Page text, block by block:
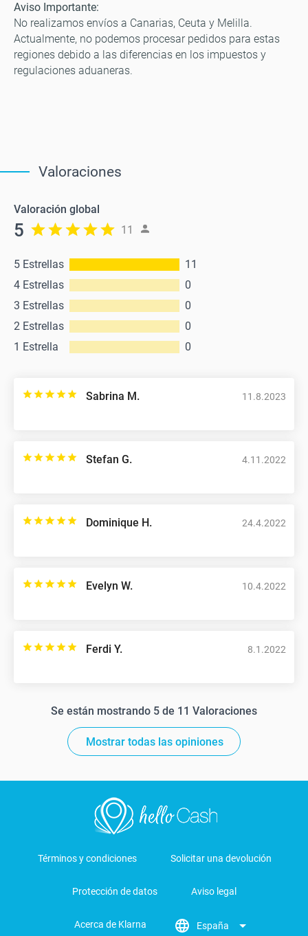
Aviso Importante:
No realizamos envíos a Canarias, Ceuta y Melilla.
Actualmente, no podemos procesar pedidos para estas
regiones debido a las diferencias en los impuestos y
regulaciones aduaneras.
Valoraciones
Valoración global
5 11
5 Estrellas
11
4 Estrellas
0
3 Estrellas
0
2 Estrellas
0
1 Estrella
0
Sabrina M. 11.8.2023
Stefan G. 4.11.2022
Dominique H. 24.4.2022
Evelyn W. 10.4.2022
Ferdi Y. 8.1.2022
Se están mostrando 5 de 11 Valoraciones
Mostrar todas las opiniones
Términos y condiciones Solicitar una devolución
Protección de datos Aviso legal
Acerca de Klarna España